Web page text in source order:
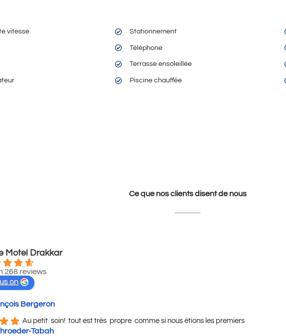
vitesse Stationnement
Téléphone
Terrasse ensoleillée
Piscine chauffée
Ce que nos clients disent de nous
Motel Drakkar
268 reviews
on
Bergeron
Au petit  soin!  tout est très  propre  comme si nous étions les premiers
Tabah